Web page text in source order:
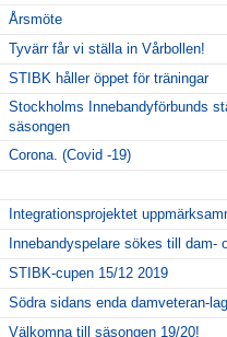
Årsmöte
Tyvärr får vi ställa in Vårbollen!
STIBK håller öppet för träningar
Stockholms Innebandyförbunds
säsongen
Corona. (Covid -19)
Integrationsprojektet
Innebandyspelare sökes till dam-
STIBK-cupen 15/12 2019
Södra sidans enda damveteran-lag
Välkomna till säsongen 19/20!